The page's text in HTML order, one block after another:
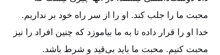
محبت ما را جلب کند. او را از سر راه خود بر نداریم‌.
خدا او را قرار داده تا به ما بیاموزد که چنین افراد را نیز
محبت کنیم‌. محبت ما باید بی‌قید و شرط باشد.